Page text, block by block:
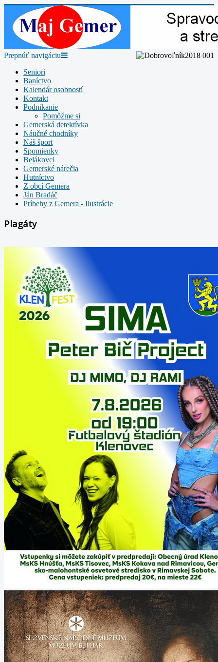
Prepnúť navigáciu
Seniori
Baníctvo
Kalendár osobností
Kontakt
Podnikanie
Pomôžme si
Gemerská detektívka
Náučné chodníky
Náš šport
Spomienky
Belákovci
Gemerské nárečia
Hutníctvo
Z obcí Gemera
Ján Bradáč
Príbehy z Gemera - Ilustrácie
Plagáty